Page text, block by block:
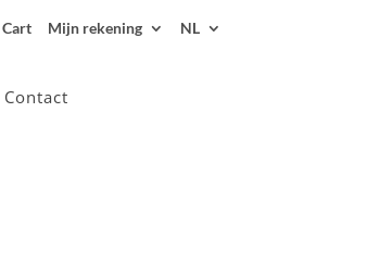
Cart Mijn rekening NL
Contact